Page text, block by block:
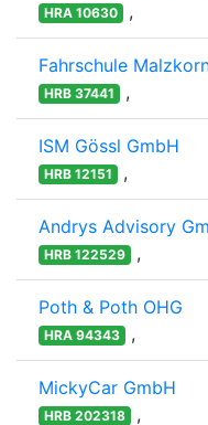
HRA 10630 ,
Fahrschule
HRB 37441 ,
ISM Gössl GmbH
HRB 12151 ,
Andrys Advisory
HRB 122529 ,
Poth & Poth OHG
HRA 94343 ,
MickyCar GmbH
HRB 202318 ,